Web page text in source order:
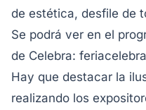
de estética, desfile de
Se podrá ver en el
de Celebra:
Hay que destacar la
realizando los